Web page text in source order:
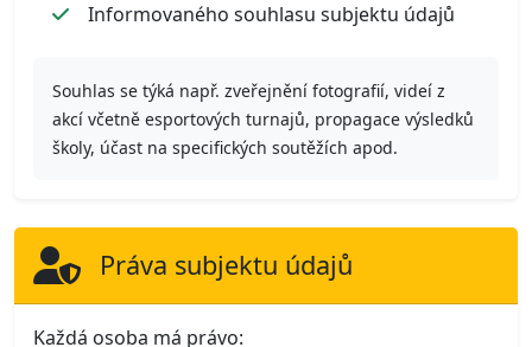
Informovaného souhlasu subjektu údajů
Souhlas se týká např. zveřejnění fotografií, videí z
akcí včetně esportových turnajů, propagace výsledků
školy, účast na specifických soutěžích apod.
Práva subjektu údajů
Každá osoba má právo: